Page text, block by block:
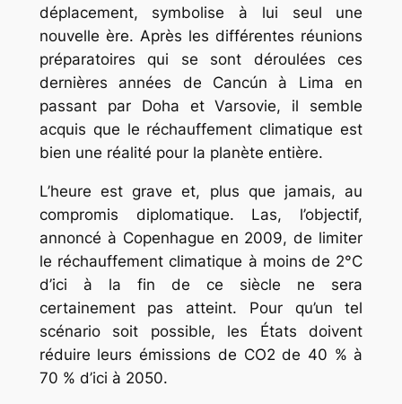
déplacement, symbolise à lui seul une
nouvelle ère. Après les différentes réunions
préparatoires qui se sont déroulées ces
dernières années de Cancún à Lima en
passant par Doha et Varsovie, il semble
acquis que le réchauffement climatique est
bien une réalité pour la planète entière.
L’heure est grave et, plus que jamais, au
compromis diplomatique. Las, l’objectif,
annoncé à Copenhague en 2009, de limiter
le réchauffement climatique à moins de 2°C
d’ici à la fin de ce siècle ne sera
certainement pas atteint. Pour qu’un tel
scénario soit possible, les États doivent
réduire leurs émissions de CO2 de 40 % à
70 % d’ici à 2050.